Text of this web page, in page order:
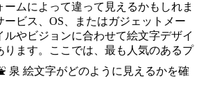
ムによって違って見えるかもしれま
ビス、OS、またはガジェットメー
ルやビジョンに合わせて絵文字デザイ
ります。ここでは、最も人気のあるプ
泉 絵文字がどのように見えるかを確